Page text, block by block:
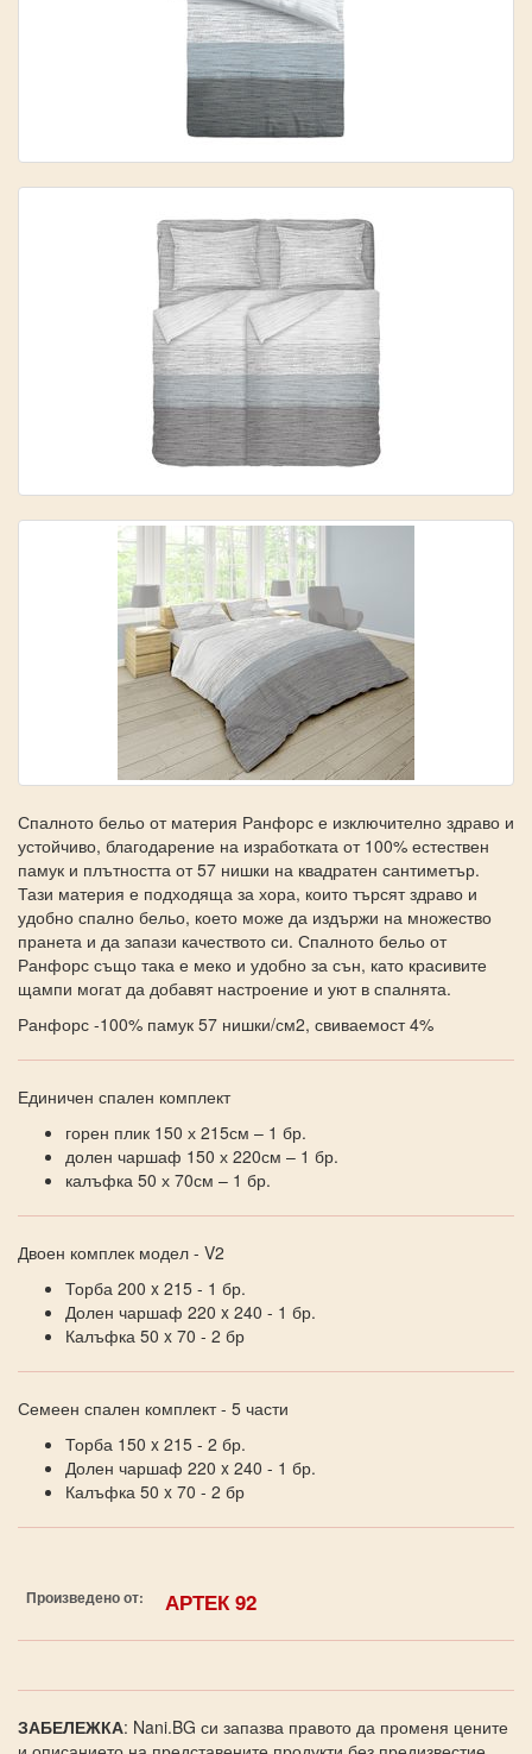
Спалното бельо от материя Ранфорс е изключително здраво и
устойчиво, благодарение на изработката от 100% естествен
памук и плътността от 57 нишки на квадратен сантиметър.
Тази материя е подходяща за хора, които търсят здраво и
удобно спално бельо, което може да издържи на множество
пранета и да запази качеството си. Спалното бельо от
Ранфорс също така е меко и удобно за сън, като красивите
щампи могат да добавят настроение и уют в спалнята.
Ранфорс -100% памук 57 нишки/см2, свиваемост 4%
Единичен спален комплект
горен плик 150 х 215см – 1 бр.
долен чаршаф 150 х 220см – 1 бр.
калъфка 50 х 70см – 1 бр.
Двоен комплек модел - V2
Торба 200 x 215 - 1 бр.
Долен чаршаф 220 x 240 - 1 бр.
Калъфка 50 x 70 - 2 бр
Семеен спален комплект - 5 части
Торба 150 x 215 - 2 бр.
Долен чаршаф 220 x 240 - 1 бр.
Калъфка 50 x 70 - 2 бр
Произведено от: АРТЕК 92
ЗАБЕЛЕЖКА: Nani.BG си запазва правото да променя цените